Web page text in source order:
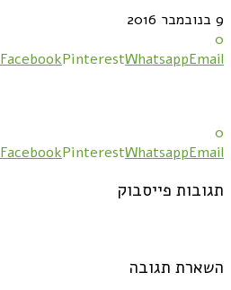
9 בנובמבר 2016
0
FacebookPinterestWhatsappEmail
0
FacebookPinterestWhatsappEmail
תגובות פייסבוק
השארת תגובה